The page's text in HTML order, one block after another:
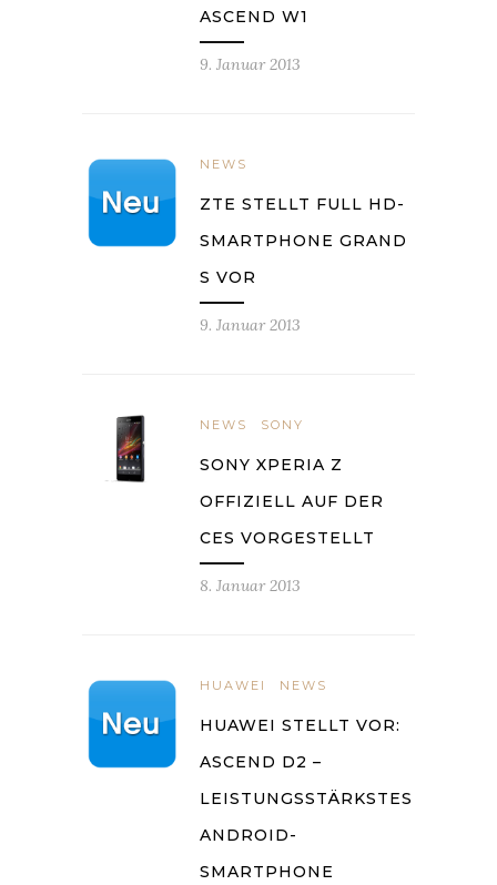
ASCEND W1
9. Januar 2013
NEWS
ZTE STELLT FULL HD-
SMARTPHONE GRAND
S VOR
9. Januar 2013
NEWS SONY
SONY XPERIA Z
OFFIZIELL AUF DER
CES VORGESTELLT
8. Januar 2013
HUAWEI NEWS
HUAWEI STELLT VOR:
ASCEND D2 –
LEISTUNGSSTÄRKSTES
ANDROID-
SMARTPHONE